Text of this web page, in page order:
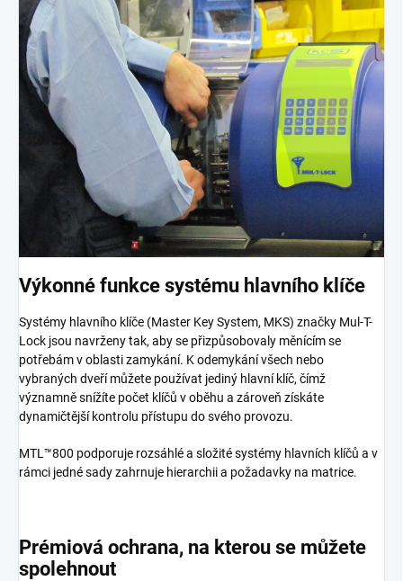
Výkonné funkce systému hlavního klíče
Systémy hlavního klíče (Master Key System, MKS) značky Mul-T-
Lock jsou navrženy tak, aby se přizpůsobovaly měnícím se
potřebám v oblasti zamykání. K odemykání všech nebo
vybraných dveří můžete používat jediný hlavní klíč, čímž
významně snížíte počet klíčů v oběhu a zároveň získáte
dynamičtější kontrolu přístupu do svého provozu.
MTL™800 podporuje rozsáhlé a složité systémy hlavních klíčů a v
rámci jedné sady zahrnuje hierarchii a požadavky na matrice.
Prémiová ochrana, na kterou se můžete
spolehnout